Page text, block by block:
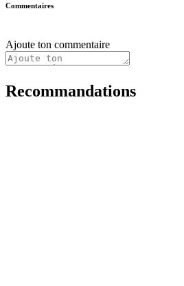
Commentaires
Ajoute ton commentaire
Recommandations